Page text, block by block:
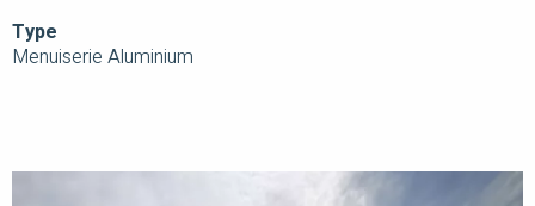
Type
Menuiserie Aluminium